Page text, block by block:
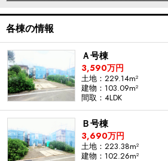
各棟の情報
Ａ号棟
3,590万円
土地：229.14m²
建物：103.09m²
間取：4LDK
Ｂ号棟
3,690万円
土地：223.38m²
建物：102.26m²